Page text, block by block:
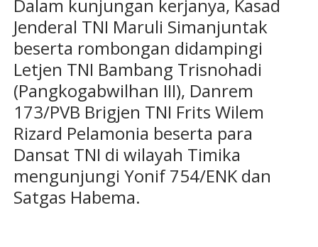
Dalam kunjungan kerjanya, Kasad
Jenderal TNI Maruli Simanjuntak
beserta rombongan didampingi
Letjen TNI Bambang Trisnohadi
(Pangkogabwilhan III), Danrem
173/PVB Brigjen TNI Frits Wilem
Rizard Pelamonia beserta para
Dansat TNI di wilayah Timika
mengunjungi Yonif 754/ENK dan
Satgas Habema.